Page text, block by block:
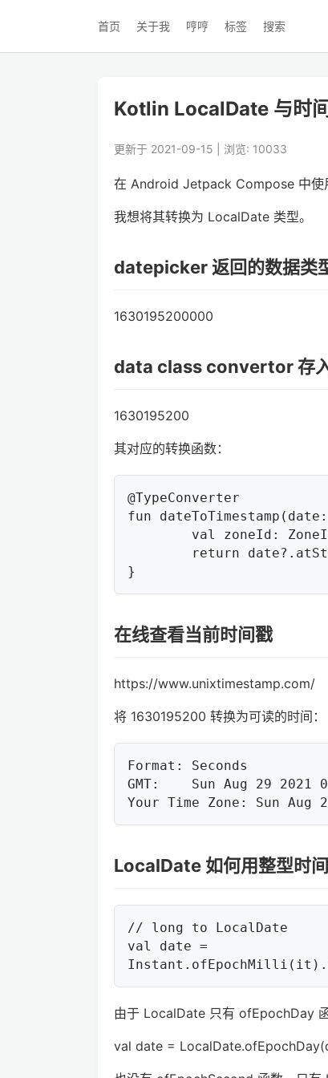
首页 关于我 哼哼 标签 搜索
Kotlin LocalDate 与时
更新于 2021-09-15 | 浏览: 10033
在 Android Jetpack Compose 中使
我想将其转换为 LocalDate 类型。
datepicker 返回的数据类
1630195200000
data class convertor 存
1630195200
其对应的转换函数：
@TypeConverter
fun
在线查看当前时间戳
https://www.unixtimestamp.com/
将 1630195200 转换为可读的时间：
Format:	Seconds
GMT:	Sun Aug 29 2021 00:00:00 GMT+0000
LocalDate 如何用整型时
// long to LocalDate
val date =
由于 LocalDate 只有 ofEpochDay
val date =